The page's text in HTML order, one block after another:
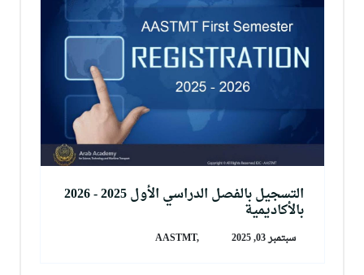
التسجيل بالفصل الدراسي الأول 2025 - 2026
بالأكاديمية
سبتمبر 03, 2025 AASTMT,